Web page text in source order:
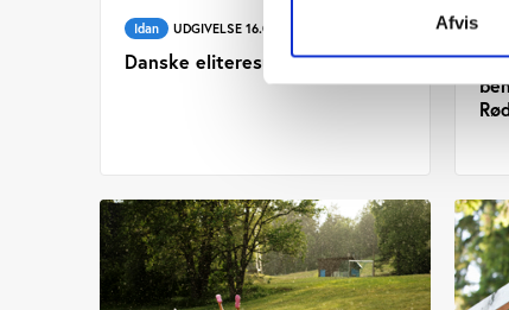
Afvis
Idan UDGIVELSE 16.01.2026
Danske eliteresultater 2025